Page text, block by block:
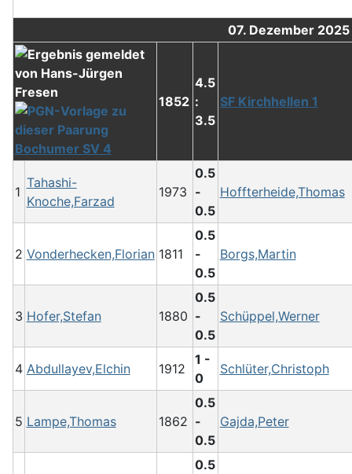
07. Dezember
Bochumer SV 4
1852
4.5
:
3.5
SF Kirchhellen 1
1
Tahashi-
Knoche,Farzad
1973
0.5
-
0.5
Hoffterheide,Thomas
2 Vonderhecken,Florian 1811
0.5
-
0.5
Borgs,Martin
3 Hofer,Stefan 1880
0.5
-
0.5
Schüppel,Werner
4 Abdullayev,Elchin 1912
1 -
0
Schlüter,Christoph
5 Lampe,Thomas 1862
0.5
-
0.5
Gajda,Peter
0.5